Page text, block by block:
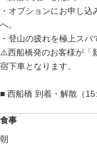
・オプションにお申し
へ。
・登山の疲れを極上ス
⚠️西船橋発のお客様が「
宿下車となります。
■ 西船橋 到着・解散（
食事
朝